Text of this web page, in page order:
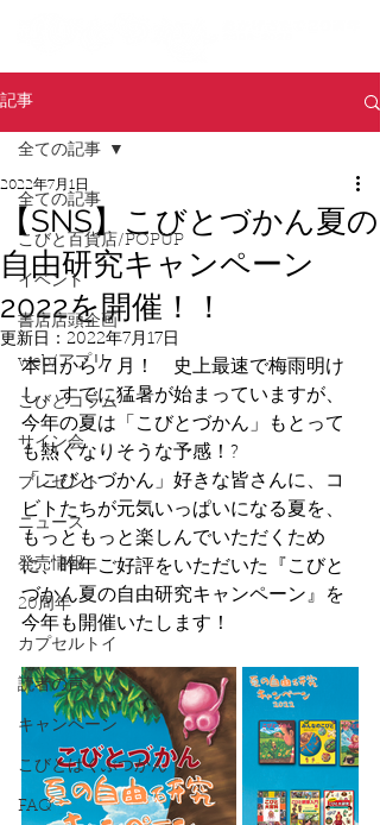
記事
全ての記事
こびと百貨店/POPUP
イベント
書店店頭企画
web/アプリ
こびとコラム
サイン会
プレゼント
ニュース
発売情報
20周年
カプセルトイ
読者の声
キャンペーン
こびとはくぶつかん
FAQ
全ての記事
【SNS】こびとづかん夏の
自由研究キャンペーン
2022を開催！！
2022年7月1日
更新日： 2022年7月17日
本日から７月！　史上最速で梅雨明け
し、すでに猛暑が始まっていますが、
今年の夏は「こびとづかん」もとって
も熱くなりそうな予感！?
「こびとづかん」好きな皆さんに、コ
ビトたちが元気いっぱいになる夏を、
もっともっと楽しんでいただくため
に、昨年ご好評をいただいた『こびと
づかん夏の自由研究キャンペーン』を
今年も開催いたします！